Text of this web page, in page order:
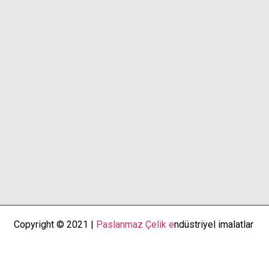
Copyright © 2021 | Paslanmaz Çelik endüstriyel imalatlar